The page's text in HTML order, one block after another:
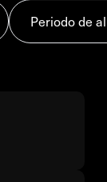
Periodo de